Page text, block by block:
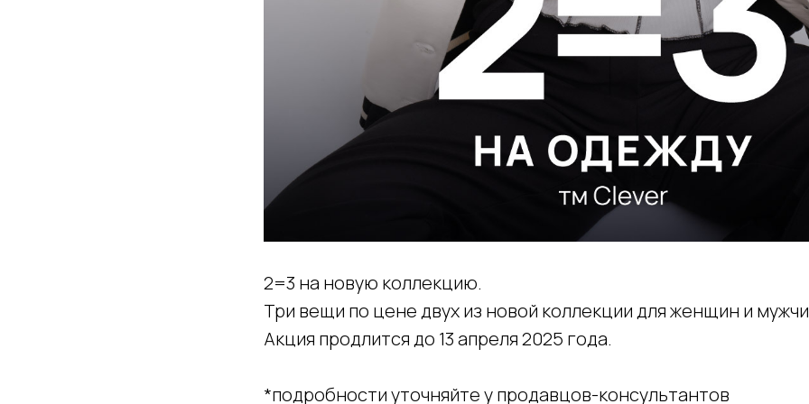
2=3 на новую коллекцию.
Три вещи по цене двух из новой коллекции для женщин и
Акция продлится до 13 апреля 2025 года.
*подробности уточняйте у продавцов-консультантов